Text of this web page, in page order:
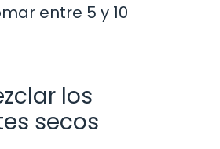
entre 5 y 10
los
secos